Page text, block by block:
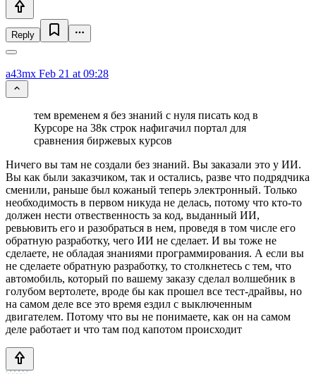
Reply
a43mx Feb 21 at 09:28
тем временем я без знаний с нуля писать код в
Курсоре на 38к строк нафигачил портал для
сравнения биржевых курсов
Ничего вы там не создали без знаний. Вы заказали это у ИИ.
Вы как были заказчиком, так и остались, разве что подрядчика
сменили, раньше был кожаный теперь электронный. Только
необходимость в первом никуда не делась, потому что кто-то
должен нести отвественность за код, выданный ИИ,
ревьювить его и разобраться в нем, проведя в том числе его
обратную разработку, чего ИИ не сделает. И вы тоже не
сделаете, не обладая знаниями программирования. А если вы
не сделаете обратную разработку, то столкнетесь с тем, что
автомобиль, который по вашему заказу сделал волшебник в
голубом вертолете, вроде бы как прошел все тест-драйвы, но
на самом деле все это время ездил с выключенным
двигателем. Потому что вы не понимаете, как он на самом
деле работает и что там под капотом происходит